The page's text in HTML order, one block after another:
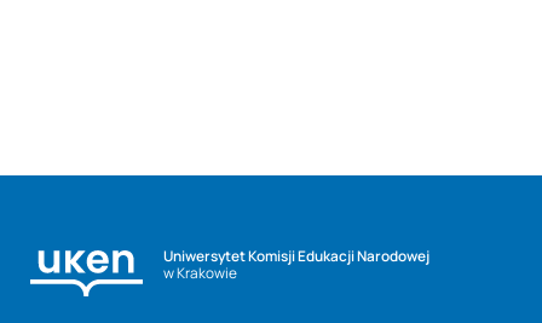
Uniwersytet Komisji Edukacji Narodowej
w Krakowie